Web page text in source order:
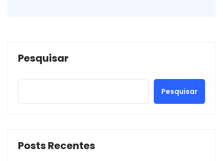
Pesquisar
Pesquisar
Posts Recentes